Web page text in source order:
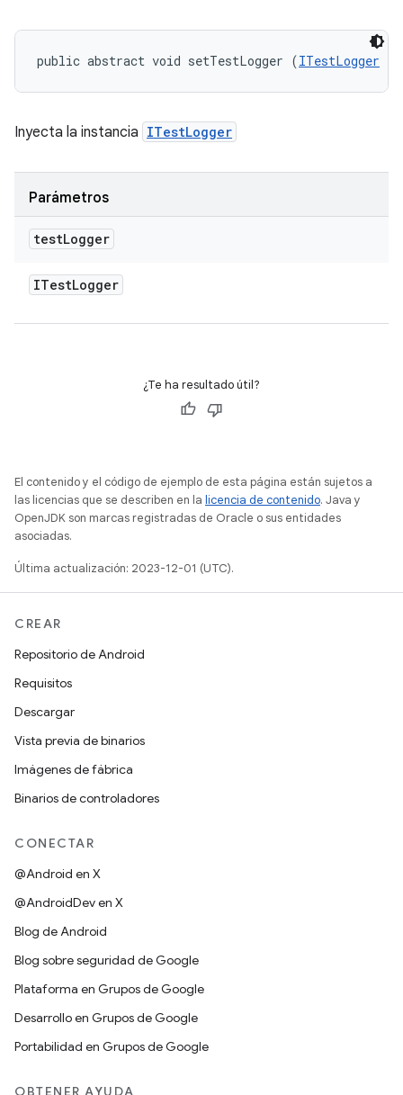
public abstract void setTestLogger (ITestLogger
Inyecta la instancia ITestLogger
Parámetros
testLogger
ITestLogger
¿Te ha resultado útil?
El contenido y el código de ejemplo de esta página están sujetos a
las licencias que se describen en la licencia de contenido. Java y
OpenJDK son marcas registradas de Oracle o sus entidades
asociadas.
Última actualización: 2023-12-01 (UTC).
CREAR
Repositorio de Android
Requisitos
Descargar
Vista previa de binarios
Imágenes de fábrica
Binarios de controladores
CONECTAR
@Android en X
@AndroidDev en X
Blog de Android
Blog sobre seguridad de Google
Plataforma en Grupos de Google
Desarrollo en Grupos de Google
Portabilidad en Grupos de Google
OBTENER AYUDA